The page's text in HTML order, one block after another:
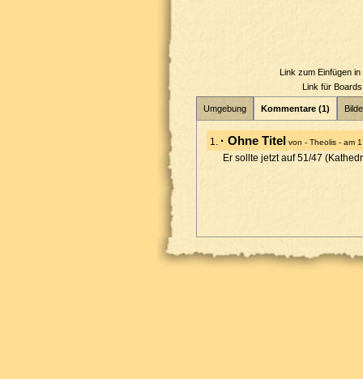
Link zum Einfügen
Link für
Umgebung Kommentare (1)
1. · Ohne Titel von - Theolis - am
Er sollte jetzt auf 51/47